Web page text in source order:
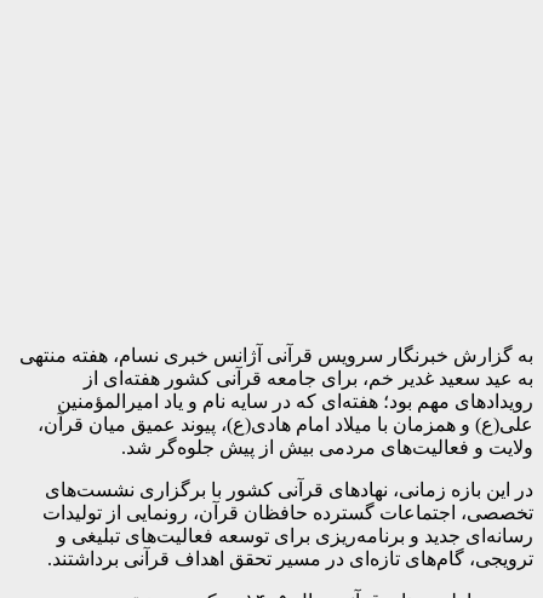
به گزارش خبرنگار سرویس قرآنی آژانس خبری نسام، هفته منتهی
به عید سعید غدیر خم، برای جامعه قرآنی کشور هفته‌ای از
رویدادهای مهم بود؛ هفته‌ای که در سایه نام و یاد امیرالمؤمنین
علی(ع) و همزمان با میلاد امام هادی(ع)، پیوند عمیق میان قرآن،
ولایت و فعالیت‌های مردمی بیش از پیش جلوه‌گر شد.
در این بازه زمانی، نهادهای قرآنی کشور با برگزاری نشست‌های
تخصصی، اجتماعات گسترده حافظان قرآن، رونمایی از تولیدات
رسانه‌ای جدید و برنامه‌ریزی برای توسعه فعالیت‌های تبلیغی و
ترویجی، گام‌های تازه‌ای در مسیر تحقق اهداف قرآنی برداشتند.